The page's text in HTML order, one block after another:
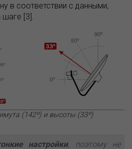
в соответствии с данными,
[3].
(142º) и высоты (33º)
настройки, поэтому не